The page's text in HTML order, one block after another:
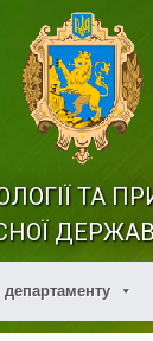
ТА
департаменту